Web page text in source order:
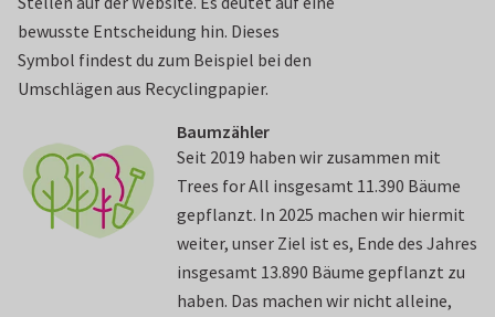
bewusste Entscheidung hin. Dieses
Symbol findest du zum Beispiel bei den
Umschlägen aus Recyclingpapier.
Baumzähler
Seit 2019 haben wir zusammen mit
Trees for All insgesamt 11.390 Bäume
gepflanzt. In 2025 machen wir hiermit
weiter, unser Ziel ist es, Ende des Jahres
insgesamt 13.890 Bäume gepflanzt zu
haben. Das machen wir nicht alleine,